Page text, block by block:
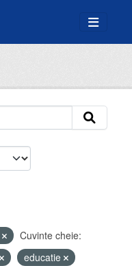
Cuvinte cheie:
educatie